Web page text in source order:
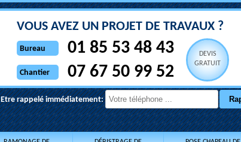
VOUS AVEZ UN PROJET DE TRAVAUX ?
Bureau 01 85 53 48 43
Chantier 07 67 50 99 52
DEVIS
GRATUIT
Etre rappelé immédiatement: